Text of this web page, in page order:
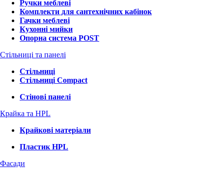
Ручки меблеві
Комплекти для сантехнічних кабінок
Гачки меблеві
Кухонні мийки
Опорна система POST
Стільниці та панелі
Стільниці
Стільниці Compact
Стінові панелі
Крайка та HPL
Крайкові матеріали
Пластик HPL
Фасади